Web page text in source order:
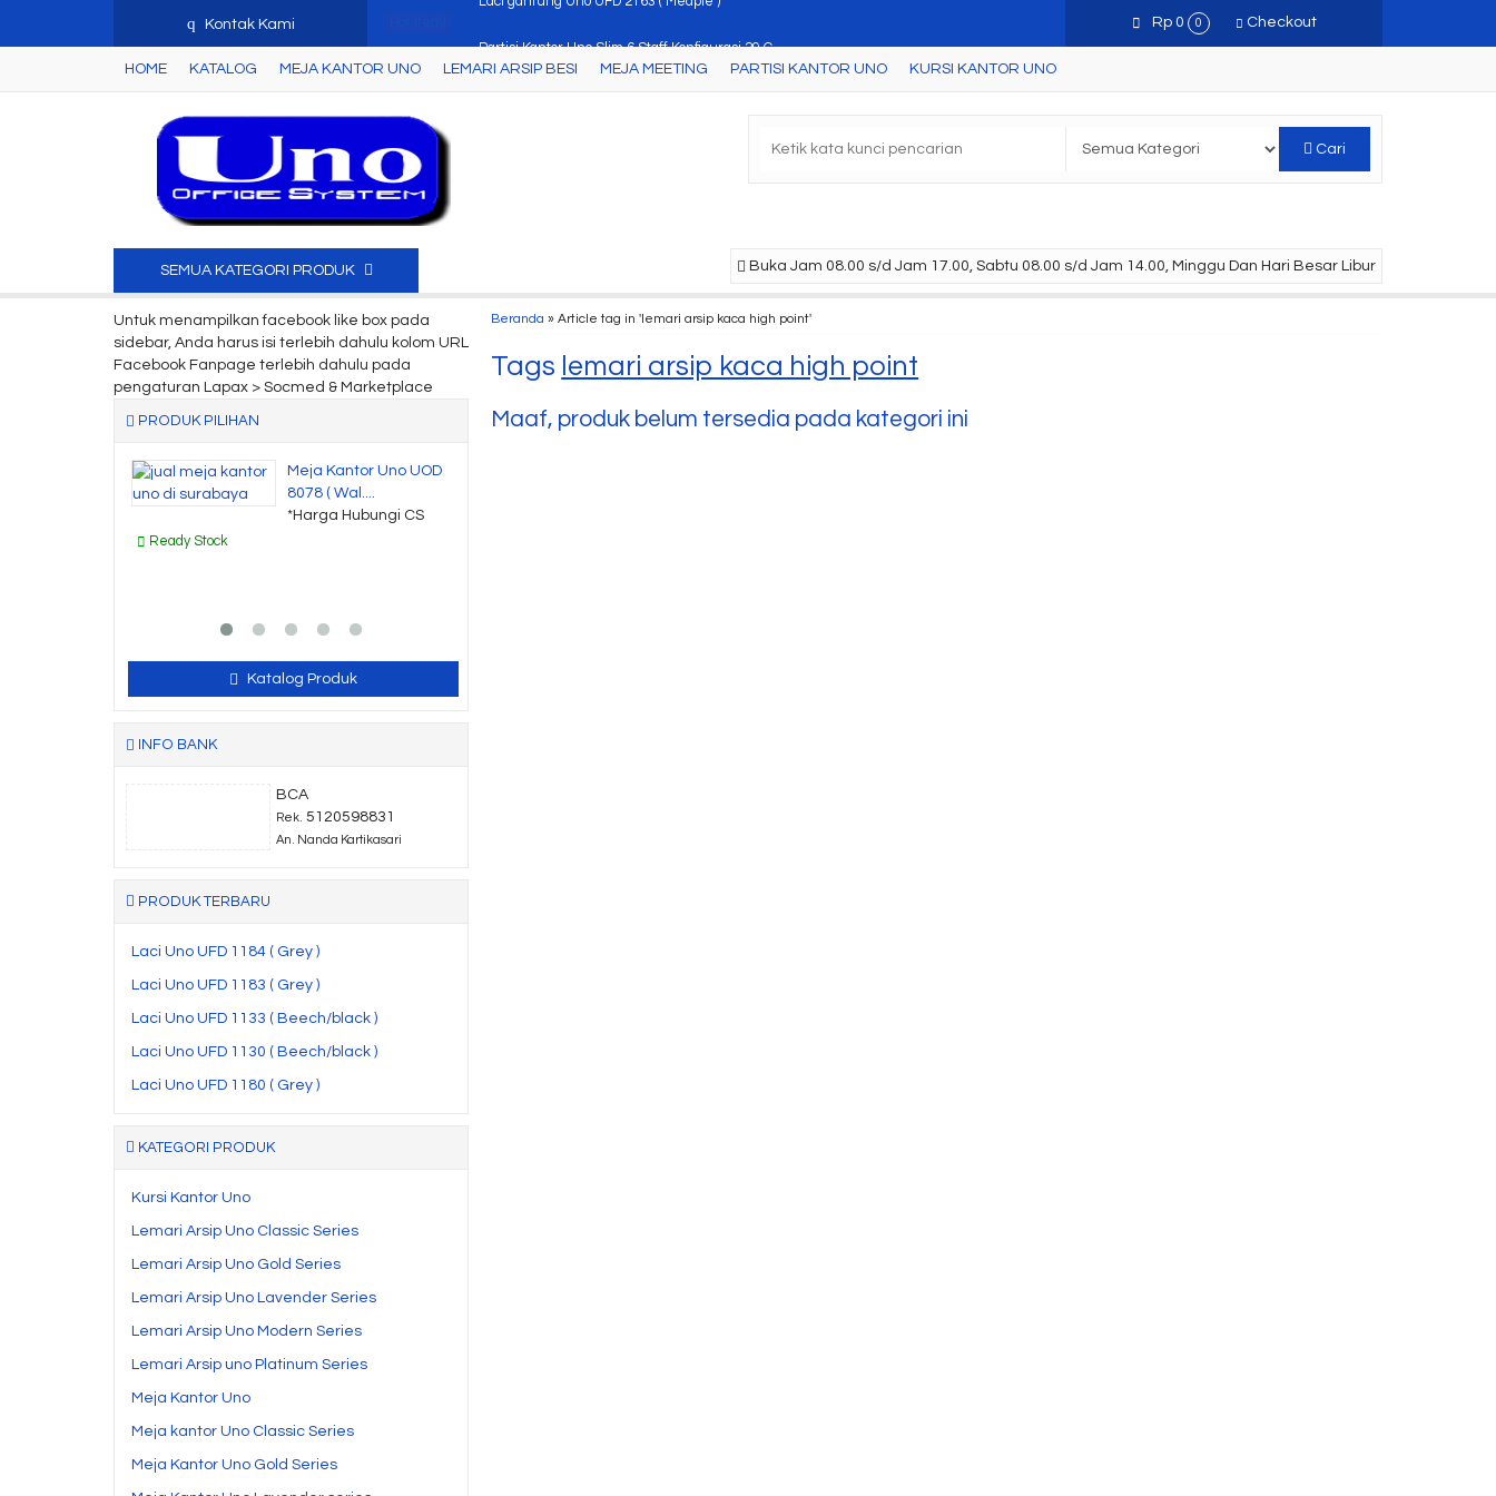
q Kontak Kami
Lemari Arsip Uno UST 4454 A ( Cherry )
Rp 0 0 Checkout
HOME KATALOG MEJA KANTOR UNO LEMARI ARSIP BESI MEJA MEETING PARTISI KANTOR UNO KURSI KANTOR UNO
Cari
Buka Jam 08.00 s/d Jam 17.00, Sabtu 08.00 s/d Jam 14.00, Minggu Dan Hari Besar Libur
SEMUA KATEGORI PRODUK
Beranda »Article tag in 'lemari arsip kaca high point'
Tags lemari arsip kaca high point
Maaf, produk belum tersedia pada kategori ini
Untuk menampilkan facebook like box pada
sidebar, Anda harus isi terlebih dahulu kolom URL
Facebook Fanpage terlebih dahulu pada
pengaturan Lapax > Socmed & Marketplace
PRODUK PILIHAN
Meja Kantor Uno UOD
8078 ( Wal....
*Harga Hubungi CS
Ready Stock
Katalog Produk
INFO BANK
BCA
Rek. 5120598831
An. Nanda Kartikasari
PRODUK TERBARU
Laci Uno UFD 1184 ( Grey )
Laci Uno UFD 1183 ( Grey )
Laci Uno UFD 1133 ( Beech/black )
Laci Uno UFD 1130 ( Beech/black )
Laci Uno UFD 1180 ( Grey )
KATEGORI PRODUK
Kursi Kantor Uno
Lemari Arsip Uno Classic Series
Lemari Arsip Uno Gold Series
Lemari Arsip Uno Lavender Series
Lemari Arsip Uno Modern Series
Lemari Arsip uno Platinum Series
Meja Kantor Uno
Meja kantor Uno Classic Series
Meja Kantor Uno Gold Series